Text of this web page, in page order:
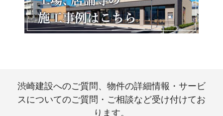
渋崎建設へのご質問、物件の詳細情報・サービ
スについてのご質問・ご相談など受け付けてお
ります。